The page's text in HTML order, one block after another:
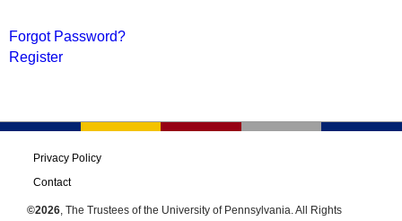
Forgot Password?
Register
Privacy Policy
Contact
©2026, The Trustees of the University of Pennsylvania. All Rights